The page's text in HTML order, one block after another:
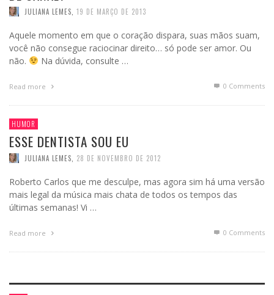
JULIANA LEMES 19 DE MARÇO DE 2013
Aquele momento em que o coração dispara, suas mãos suam,
você não consegue raciocinar direito… só pode ser amor. Ou
não.
Na dúvida, consulte …
Read more 0 Comments
HUMOR
ESSE DENTISTA SOU EU
JULIANA LEMES 28 DE NOVEMBRO DE 2012
Roberto Carlos que me desculpe, mas agora sim há uma versão
mais legal da música mais chata de todos os tempos das
últimas semanas! Vi …
Read more 0 Comments